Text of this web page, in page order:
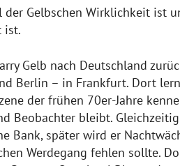
der Gelbschen Wirklichkeit ist
ist.
Gelb nach Deutschland
Berlin – in Frankfurt. Dort
der frühen 70er-Jahre
Beobachter bleibt.
Bank, später wird er
Werdegang fehlen sollte.